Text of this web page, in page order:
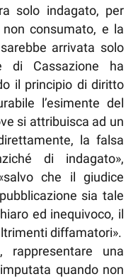
solo indagato, per
consumato, e la
arrivata solo
di Cassazione ha
il principio di diritto
l’esimente del
si attribuisca ad un
la falsa
di indagato»,
che il giudice
sia tale
ed inequivoco, il
diffamatori».
una
quando non